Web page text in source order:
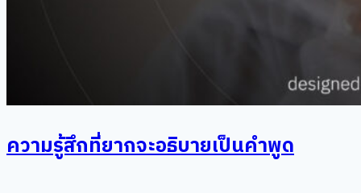
ความรู้สึกที่ยากจะอธิบายเป็นคำพูด